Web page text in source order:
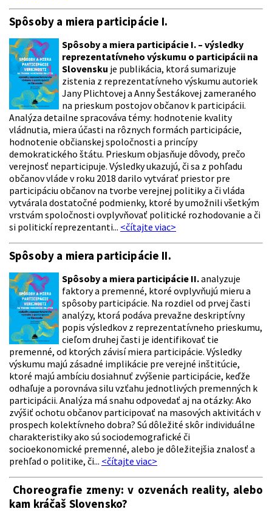
Spôsoby a miera participácie I.
Spôsoby a miera participácie I. – výsledky
reprezentatívneho výskumu o participácii na
Slovensku je publikácia, ktorá sumarizuje
zistenia z reprezentatívneho výskumu autoriek
Jany Plichtovej a Anny Šestákovej zameraného
na prieskum postojov občanov k participácii.
Analýza detailne spracováva témy: hodnotenie kvality
vládnutia, miera účasti na rôznych formách participácie,
hodnotenie občianskej spoločnosti a princípy
demokratického štátu. Prieskum objasňuje dôvody, prečo
verejnosť neparticipuje. Výsledky ukazujú, či sa z pohľadu
občanov vláde v roku 2018 darilo vytvárať priestor pre
participáciu občanov na tvorbe verejnej politiky a či vláda
vytvárala dostatočné podmienky, ktoré by umožnili všetkým
vrstvám spoločnosti ovplyvňovať politické rozhodovanie a či
si politickí reprezentanti... <čítajte viac>
Spôsoby a miera participácie II.
Spôsoby a miera participácie II.analyzuje
faktory a premenné, ktoré ovplyvňujú mieru a
spôsoby participácie. Na rozdiel od prvej časti
analýzy, ktorá podáva prevažne deskriptívny
popis výsledkov z reprezentatívneho prieskumu,
cieľom druhej časti je identifikovať tie
premenné, od ktorých závisí miera participácie. Výsledky
výskumu majú zásadné implikácie pre verejné inštitúcie,
ktoré majú ambíciu dosiahnuť zvýšenie participácie, keďže
odhaľuje a porovnáva silu vzťahu jednotlivých premenných k
participácii. Analýza má snahu odpovedať aj na otázky: Ako
zvýšiť ochotu občanov participovať na masových aktivitách v
prospech kolektívneho dobra? Sú dôležité skôr individuálne
charakteristiky ako sú sociodemografické či
socioekonomické premenné, alebo je dôležitejšia znalosť a
prehľad o politike, či... <čítajte viac>
Choreografie zmeny: v ozvenách reality, alebo
kam kráčaš Slovensko?